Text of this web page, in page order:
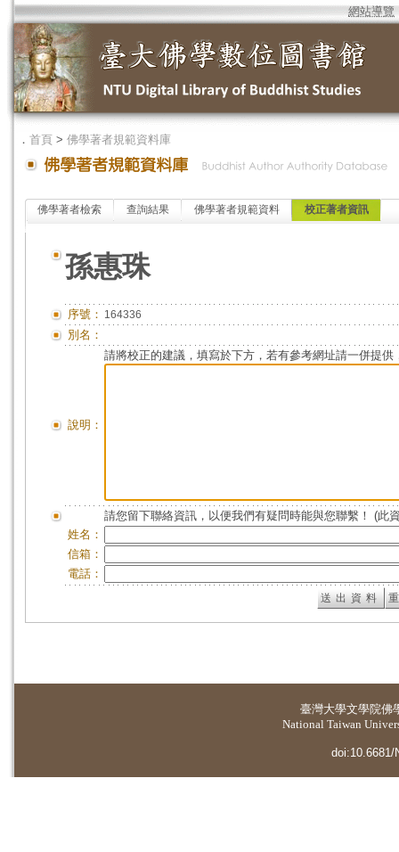
網站導覽
． 首頁 > 佛學著者規範資料庫
佛學著者檢索 查詢結果 佛學著者規範資料 校正著者資訊
孫惠珠
序號： 164336
別名：
說明：
請將校正的建議，填寫於下方，若有參考網址請一併提供
請您留下聯絡資訊，以便我們有疑問時能與您聯繫！ (此
姓名：
信箱：
電話：
臺灣大學文學院佛
National Taiwan
doi:10.6681/